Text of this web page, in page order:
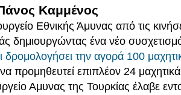
Καμμένος
Εθνικής Άμυνας από τις
δημιουργώντας ένα νέο
δρομολογήσει την αγορά 100
προμηθευτεί επιπλέον 24
Αμυνας της Τουρκίας έλαβε